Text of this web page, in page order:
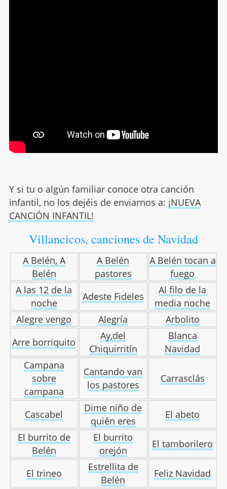
Y si tu o algún familiar conoce otra canción
infantil, no los dejéis de enviarnos a: ¡NUEVA
CANCIÓN INFANTIL!
Villancicos, canciones de Navidad
A Belén, A
Belén
A Belén
pastores
A Belén tocan a
fuego
A las 12 de la
noche
Adeste Fideles
Al filo de la
media noche
Alegre vengo
Alegría
Arbolito
Arre borriquito
Ay,del
Chiquirritín
Blanca
Navidad
Campana
sobre
campana
Cantando van
los pastores
Carrasclás
Cascabel
Dime niño de
quién eres
El abeto
El burrito de
Belén
El burrito
orejón
El tamborilero
El trineo
Estrellita de
Belén
Feliz Navidad